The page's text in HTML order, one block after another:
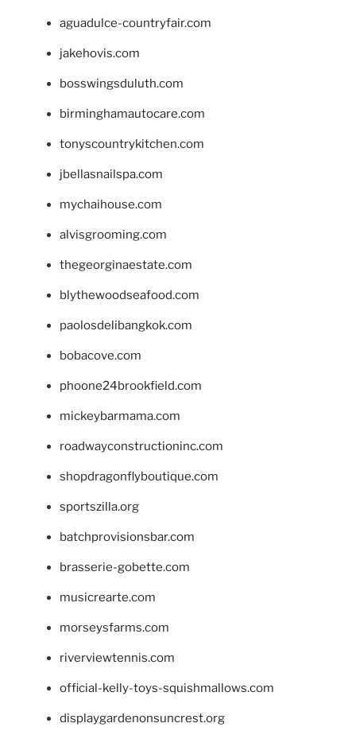
aguadulce-countryfair.com
jakehovis.com
bosswingsduluth.com
birminghamautocare.com
tonyscountrykitchen.com
jbellasnailspa.com
mychaihouse.com
alvisgrooming.com
thegeorginaestate.com
blythewoodseafood.com
paolosdelibangkok.com
bobacove.com
phoone24brookfield.com
mickeybarmama.com
roadwayconstructioninc.com
shopdragonflyboutique.com
sportszilla.org
batchprovisionsbar.com
brasserie-gobette.com
musicrearte.com
morseysfarms.com
riverviewtennis.com
official-kelly-toys-squishmallows.com
displaygardenonsuncrest.org